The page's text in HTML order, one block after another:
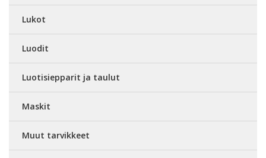
Lukot
Luodit
Luotisiepparit ja taulut
Maskit
Muut tarvikkeet